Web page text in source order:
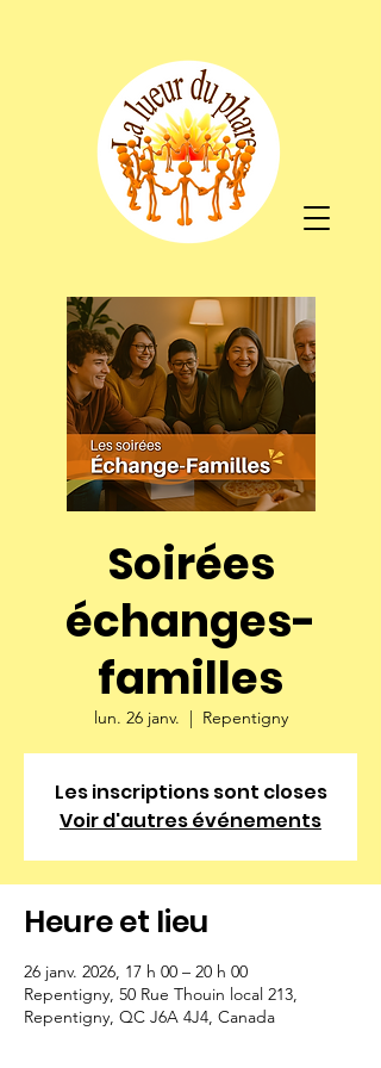
Soirées
échanges-
familles
lun. 26 janv.
  |
Repentigny
Les inscriptions sont closes
Voir d'autres événements
Heure et lieu
26 janv. 2026, 17 h 00 – 20 h 00
Repentigny, 50 Rue Thouin local 213,
Repentigny, QC J6A 4J4, Canada